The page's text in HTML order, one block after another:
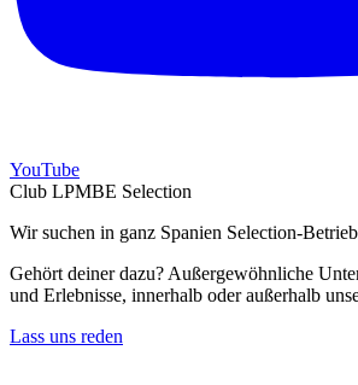
YouTube
Club LPMBE Selection
Wir suchen in ganz Spanien Selection-
Gehört deiner dazu? Außergewöhnliche
und Erlebnisse, innerhalb oder außerhalb
Lass uns reden